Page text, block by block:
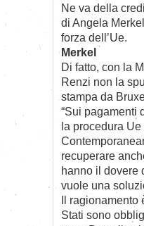
Ne va della
di Angela
forza dell’Ue.
Merkel
Di fatto, con la
Renzi non la
stampa da
“Sui
la procedura
recuperare
hanno il dovere
vuole una
Il ragionamento
Stati sono